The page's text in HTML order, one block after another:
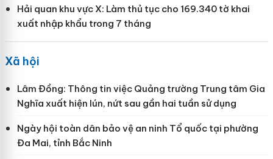
Hải quan khu vực X: Làm thủ tục cho 169.340 tờ khai
xuất nhập khẩu trong 7 tháng
Xã hội
Lâm Đồng: Thông tin việc Quảng trường Trung tâm Gia
Nghĩa xuất hiện lún, nứt sau gần hai tuần sử dụng
Ngày hội toàn dân bảo vệ an ninh Tổ quốc tại phường
Đa Mai, tỉnh Bắc Ninh